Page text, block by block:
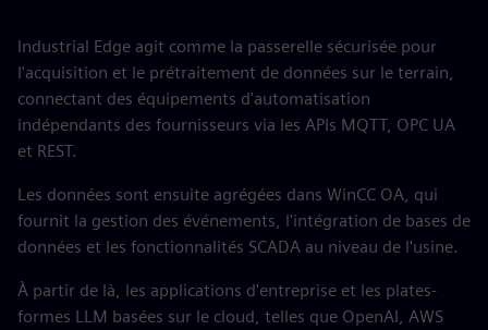
Industrial Edge agit comme la passerelle sécurisée pour
l'acquisition et le prétraitement de données sur le terrain,
connectant des équipements d'automatisation
indépendants des fournisseurs via les APIs MQTT, OPC UA
et REST.
Les données sont ensuite agrégées dans WinCC OA, qui
fournit la gestion des événements, l'intégration de bases de
données et les fonctionnalités SCADA au niveau de l'usine.
À partir de là, les applications d'entreprise et les plates-
formes LLM basées sur le cloud, telles que OpenAI, AWS